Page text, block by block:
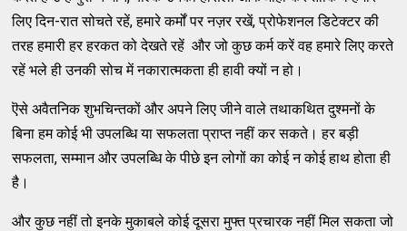
लिए दिन-रात सोचते रहें, हमारे कर्मों पर नज़र रखें, प्रोफेशनल डिटेक्टर की
तरह हमारी हर हरकत को देखते रहें और जो कुछ कर्म करें वह हमारे लिए करते
रहें भले ही उनकी सोच में नकारात्मकता ही हावी क्यों न हो।
ऎसे अवैतनिक शुभचिन्तकों और अपने लिए जीने वाले तथाकथित दुश्मनों के
बिना हम कोई भी उपलब्धि या सफलता प्राप्त नहीं कर सकते। हर बड़ी
सफलता, सम्मान और उपलब्धि के पीछे इन लोगों का कोई न कोई हाथ होता ही
है।
और कुछ नहीं तो इनके मुकाबले कोई दूसरा मुफ्त प्रचारक नहीं मिल सकता जो